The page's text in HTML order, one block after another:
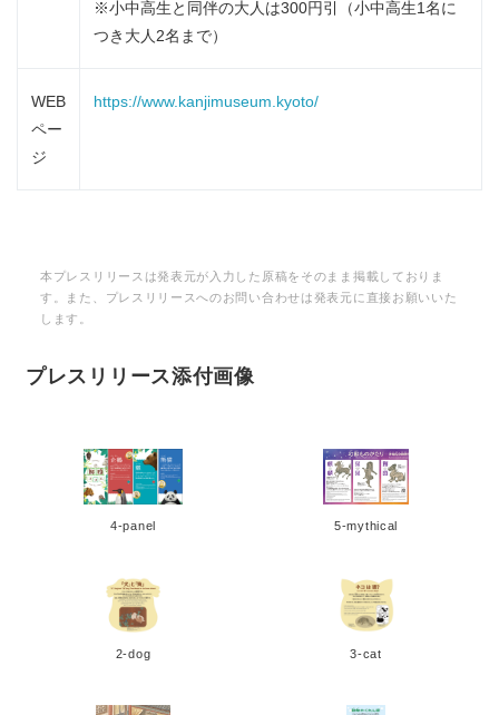
※小中高生と同伴の大人は300円引（小中高生1名に
つき大人2名まで）
WEB
ペー
ジ
https://www.kanjimuseum.kyoto/
本プレスリリースは発表元が入力した原稿をそのまま掲載しておりま
す。また、プレスリリースへのお問い合わせは発表元に直接お願いいた
します。
プレスリリース添付画像
4-panel 5-mythical
2-dog 3-cat